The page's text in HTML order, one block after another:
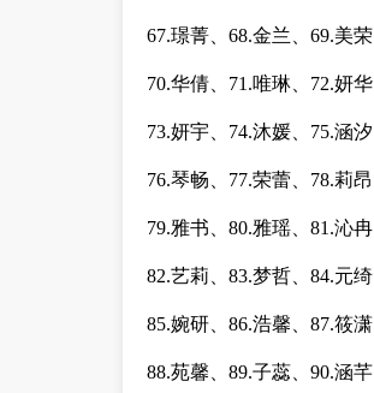
67.璟菁、68.金兰、69.美荣
70.华倩、71.唯琳、72.妍华
73.妍宇、74.沐媛、75.涵汐
76.琴畅、77.荣蕾、78.莉昂
79.雅书、80.雅瑶、81.沁冉
82.艺莉、83.梦哲、84.元绮
85.婉研、86.浩馨、87.筱潇
88.苑馨、89.子蕊、90.涵芊